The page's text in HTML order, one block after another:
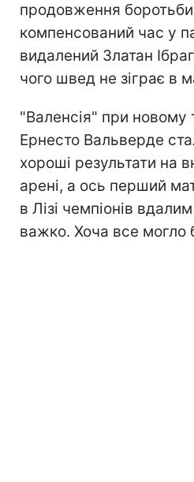
продовження
компенсований час у
видалений Златан
чого швед не зіграє в
"Валенсія" при новому
Ернесто Вальверде
хороші результати на
арені, а ось перший
в Лізі чемпіонів
важко. Хоча все могло